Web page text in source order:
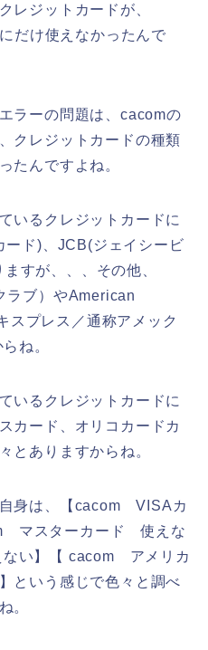
レジットカードが、
だけ使えなかったんで
ラーの問題は、cacomの
クレジットカードの種類
たんですよね。
いるクレジットカードに
ド)、JCB(ジェイシービ
すが、、、その他、
ラブ）やAmerican
スプレス／通称アメック
ね。
いるクレジットカードに
カード、オリコカードカ
とありますからね。
身は、【cacom VISAカ
マスターカード 使えな
い】【 cacom アメリカ
という感じで色々と調べ
。